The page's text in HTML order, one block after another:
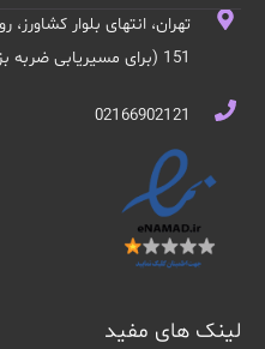
تهران، انتهای بلوار
151 (برای مسیریابی ضربه بزنید)
02166902121
لینک های مفید